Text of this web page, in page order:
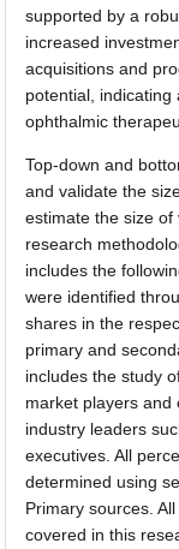
supported by a
increased
acquisitions and
potential, indicating
ophthalmic
Top-down and
and validate the
estimate the size
research
includes the
were identified
shares in the
primary and
includes the study
market players and
industry leaders
executives. All
determined using
Primary sources.
covered in this